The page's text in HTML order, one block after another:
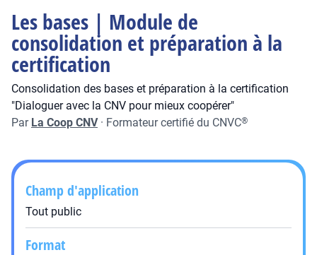
Les bases | Module de
consolidation et préparation à la
certification
Consolidation des bases et préparation à la certification
"Dialoguer avec la CNV pour mieux coopérer"
Par La Coop CNV· Formateur certifié du CNVC®
Champ d'application
Tout public
Format